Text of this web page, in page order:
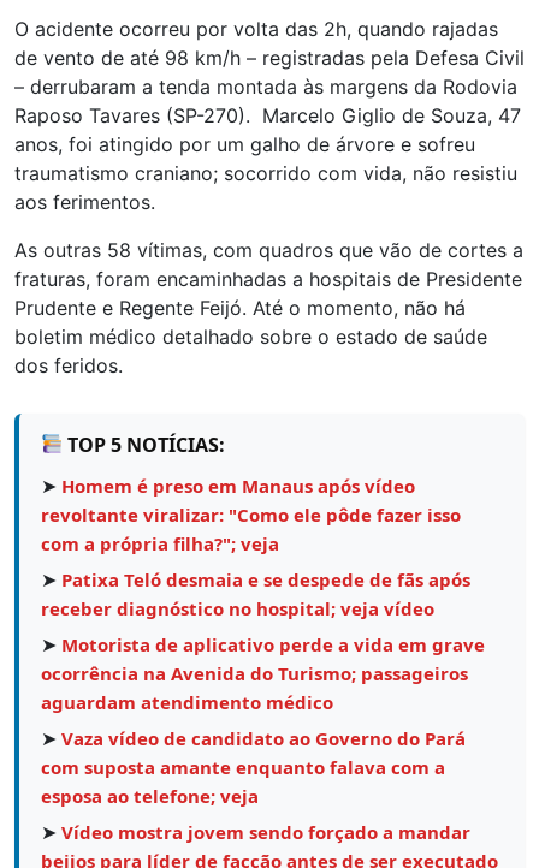
O acidente ocorreu por volta das 2h, quando rajadas
de vento de até 98 km/h – registradas pela Defesa Civil
– derrubaram a tenda montada às margens da Rodovia
Raposo Tavares (SP-270). Marcelo Giglio de Souza, 47
anos, foi atingido por um galho de árvore e sofreu
traumatismo craniano; socorrido com vida, não resistiu
aos ferimentos.
As outras 58 vítimas, com quadros que vão de cortes a
fraturas, foram encaminhadas a hospitais de Presidente
Prudente e Regente Feijó. Até o momento, não há
boletim médico detalhado sobre o estado de saúde
dos feridos.
TOP 5 NOTÍCIAS:
➤ Homem é preso em Manaus após vídeo
revoltante viralizar: "Como ele pôde fazer isso
com a própria filha?"; veja
➤ Patixa Teló desmaia e se despede de fãs após
receber diagnóstico no hospital; veja vídeo
➤ Motorista de aplicativo perde a vida em grave
ocorrência na Avenida do Turismo; passageiros
aguardam atendimento médico
➤ Vaza vídeo de candidato ao Governo do Pará
com suposta amante enquanto falava com a
esposa ao telefone; veja
➤ Vídeo mostra jovem sendo forçado a mandar
beijos para líder de facção antes de ser executado